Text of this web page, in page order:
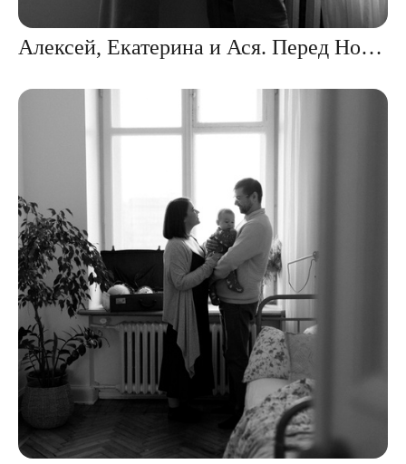
Алексей, Екатерина и Ася. Перед Новым годом. Цифра и плёнка.